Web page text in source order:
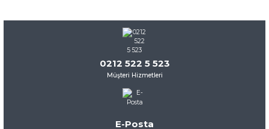
0212 522 5 523
Müşteri Hizmetleri
E-Posta